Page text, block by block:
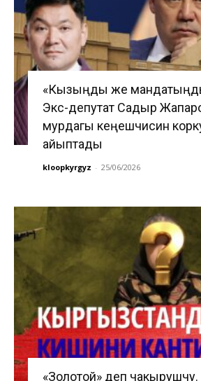
«Кызыңды же
Экс-депутат Садыр
мурдагы кеңешчисин
айыптады
kloopkyrgyz - 25/06/2026
«Золотой» деп чакырушчу.